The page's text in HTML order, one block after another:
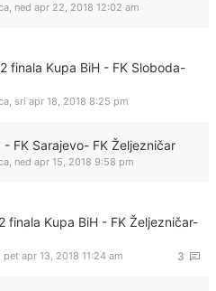
, ned apr 22, 2018 12:02 am
finala Kupa BiH - FK Sloboda-
, sri apr 18, 2018 8:25 pm
- FK Sarajevo- FK Željezničar
, ned apr 15, 2018 9:58 pm
finala Kupa BiH - FK Željezničar-
3
pet apr 13, 2018 11:24 am